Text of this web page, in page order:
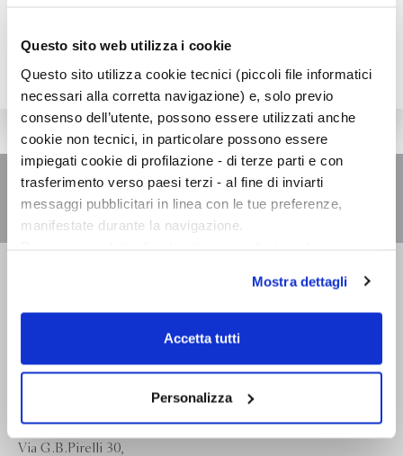
Questo sito web utilizza i cookie
Questo sito utilizza cookie tecnici (piccoli file informatici
necessari alla corretta navigazione) e, solo previo
consenso dell’utente, possono essere utilizzati anche
cookie non tecnici, in particolare possono essere
impiegati cookie di profilazione - di terze parti e con
trasferimento verso paesi terzi - al fine di inviarti
messaggi pubblicitari in linea con le tue preferenze,
manifestate durante la navigazione.
scelte privacy sui cookie, ti invitiamo a prendere visione
dell’informativa cookie.
Chiudendo il banner tramite la “X” prosegui la
dei soli cookie tecnici. Selezionando “Accetta tutti” presti
il tuo consenso alla profilazione che potrai revocare in
ogni momentoRevoca
Mostra dettagli
Accetta tutti
Personalizza
Via Bolognese 165,
Via G.B.Pirelli 30,